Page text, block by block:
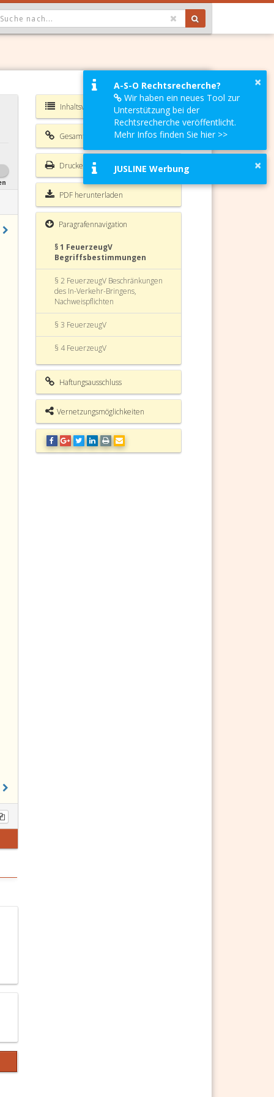
GEWÄHLTER WERT IST ALLE
Inhaltsverzeichnis FeuerzeugV
Gesamte Rechtsvorschrift
Drucken
PDF herunterladen
Paragrafennavigation
§ 1 FeuerzeugV
Begriffsbestimmungen
§ 2 FeuerzeugV Beschränkungen
des In-Verkehr-Bringens,
Nachweispflichten
§ 3 FeuerzeugV
§ 4 FeuerzeugV
§ 5 FeuerzeugV Prüfstellen
§ 6 FeuerzeugV In-Kraft-Treten und
§ 7 FeuerzeugV
Anl. 1 FeuerzeugV
Haftungsausschluss
Vernetzungsmöglichkeiten
×
A-S-O Rechtsrecherche?
Wir haben ein neues Tool zur
Unterstützung bei der
Rechtsrecherche veröffentlicht.
Mehr Infos finden Sie hier >>
×
JUSLINE Werbung